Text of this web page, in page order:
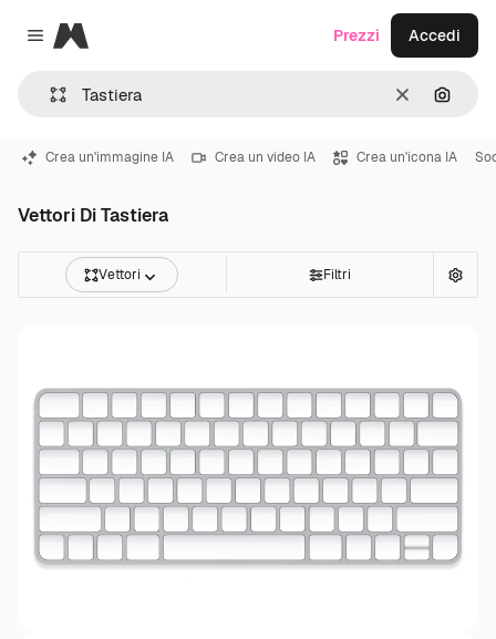
Close menu
Magnific
CancellaCerca
Prezzi Accedi
Crea un'immagine IA Crea un video IA Crea un'icona IA
Vettori Di Tastiera
Vettori Filtri